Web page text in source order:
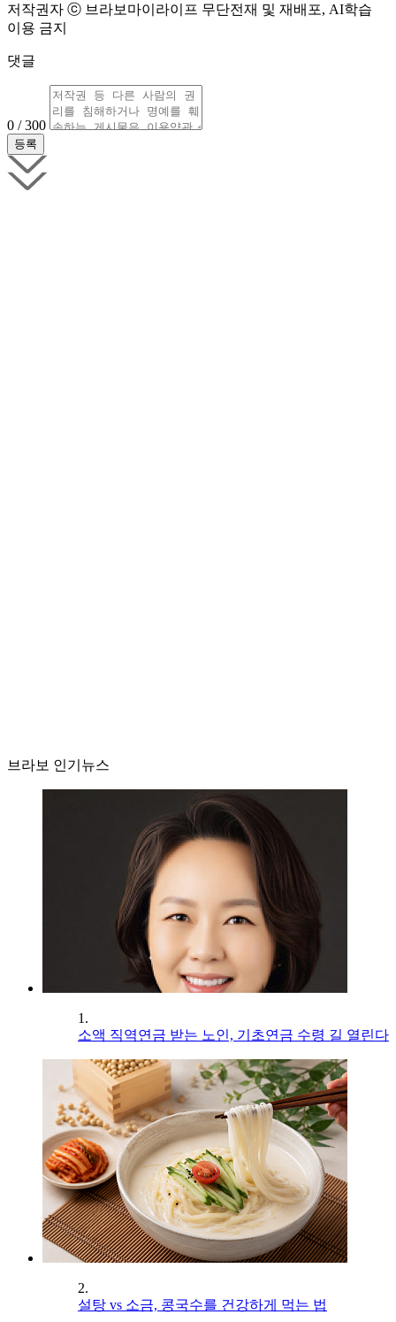
저작권자 ⓒ 브라보마이라이프 무단전재 및 재배포, AI학습
이용 금지
댓글
0 / 300
브라보 인기뉴스
1.
소액 직역연금 받는 노인, 기초연금 수령 길 열린다
2.
설탕 vs 소금, 콩국수를 건강하게 먹는 법